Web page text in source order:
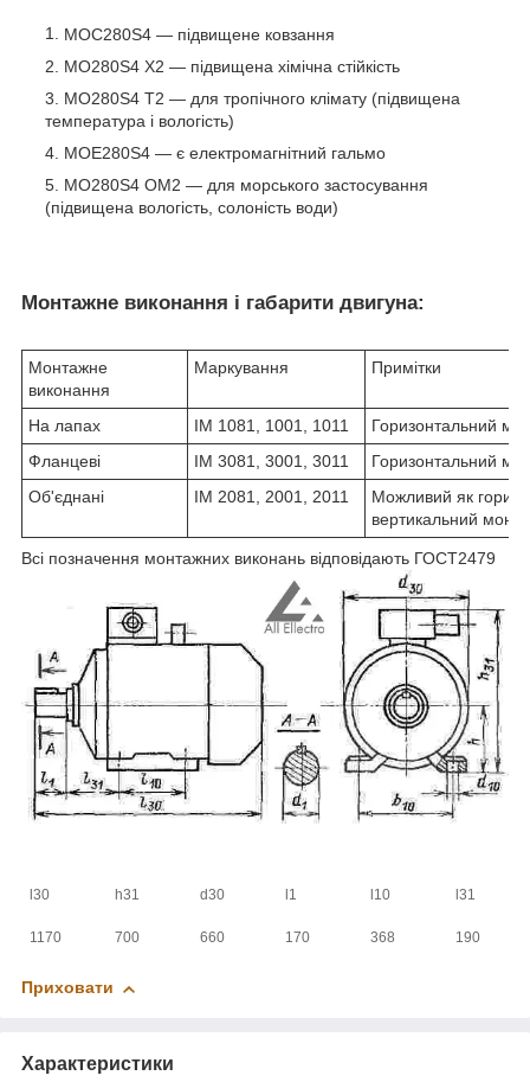
МОС280Ѕ4 ― підвищене ковзання
МО280Ѕ4 Х2 ― підвищена хімічна стійкість
МО280Ѕ4 Т2 ― для тропічного клімату (підвищена
температура і вологість)
МОЕ280Ѕ4 ― є електромагнітний гальмо
МО280Ѕ4 ОМ2 ― для морського застосування
(підвищена вологість, солоність води)
Монтажне виконання і габарити двигуна:
Монтажне
виконання
Маркування Примітки
На лапах IM 1081, 1001, 1011
Горизонтальний
Фланцеві
IM 3081, 3001, 3011
Горизонтальний
Об'єднані
IM 2081, 2001, 2011
Можливий як
вертикальний
Всі позначення монтажних виконань відповідають ГОСТ2479
l30 h31 d30 l1 l10 l31
1170 700 660 170 368 190
Приховати
Характеристики